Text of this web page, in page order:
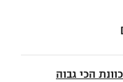
הכי גבוה